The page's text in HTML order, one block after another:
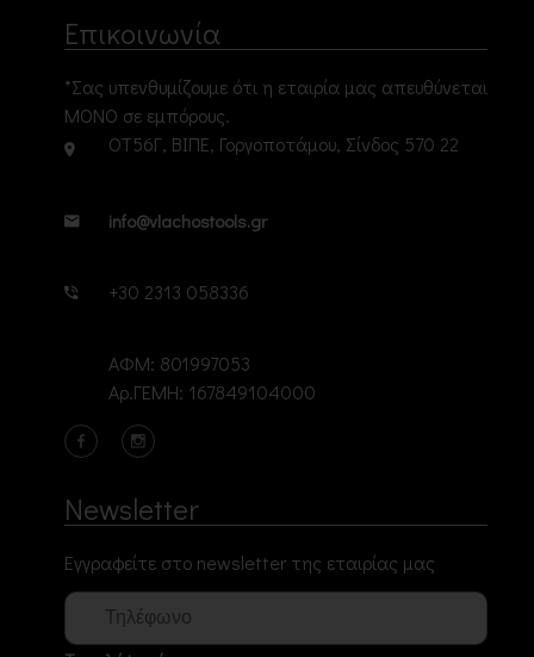
Επικοινωνία
*Σας υπενθυμίζουμε ότι η εταιρία μας απευθύνεται
ΜΟΝΟ σε εμπόρους.
ΟΤ56Γ, ΒΙΠΕ, Γοργοποτάμου, Σίνδος 570 22
info@vlachostools.gr
+30 2313 058336
ΑΦΜ: 801997053
Αρ.ΓΕΜΗ: 167849104000
Newsletter
Εγγραφείτε στο newsletter της εταιρίας μας